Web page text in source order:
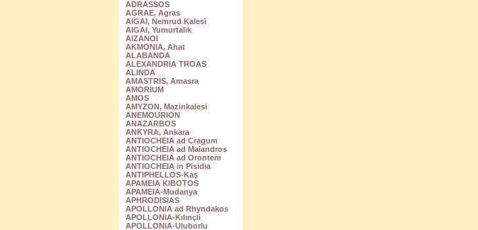
ADRASSOS
AGRAE, Agras
AIGAI, Nemrud Kalesi
AIGAI, Yumurtalik
AIZANOI
AKMONIA, Ahat
ALABANDA
ALEXANDRIA TROAS
ALINDA
AMASTRIS, Amasra
AMORIUM
AMOS
AMYZON, Mazinkalesi
ANEMOURION
ANAZARBOS
ANKYRA, Ankara
ANTIOCHEIA ad Cragum
ANTIOCHEIA ad Maiandros
ANTIOCHEIA ad Orontem
ANTIOCHEIA in Pisidia
ANTIPHELLOS-Kaş
APAMEIA KIBOTOS
APAMEIA-Mudanya
APHRODISIAS
APOLLONIA ad Rhyndakos
APOLLONIA-Kılınçli
APOLLONIA-Uluborlu